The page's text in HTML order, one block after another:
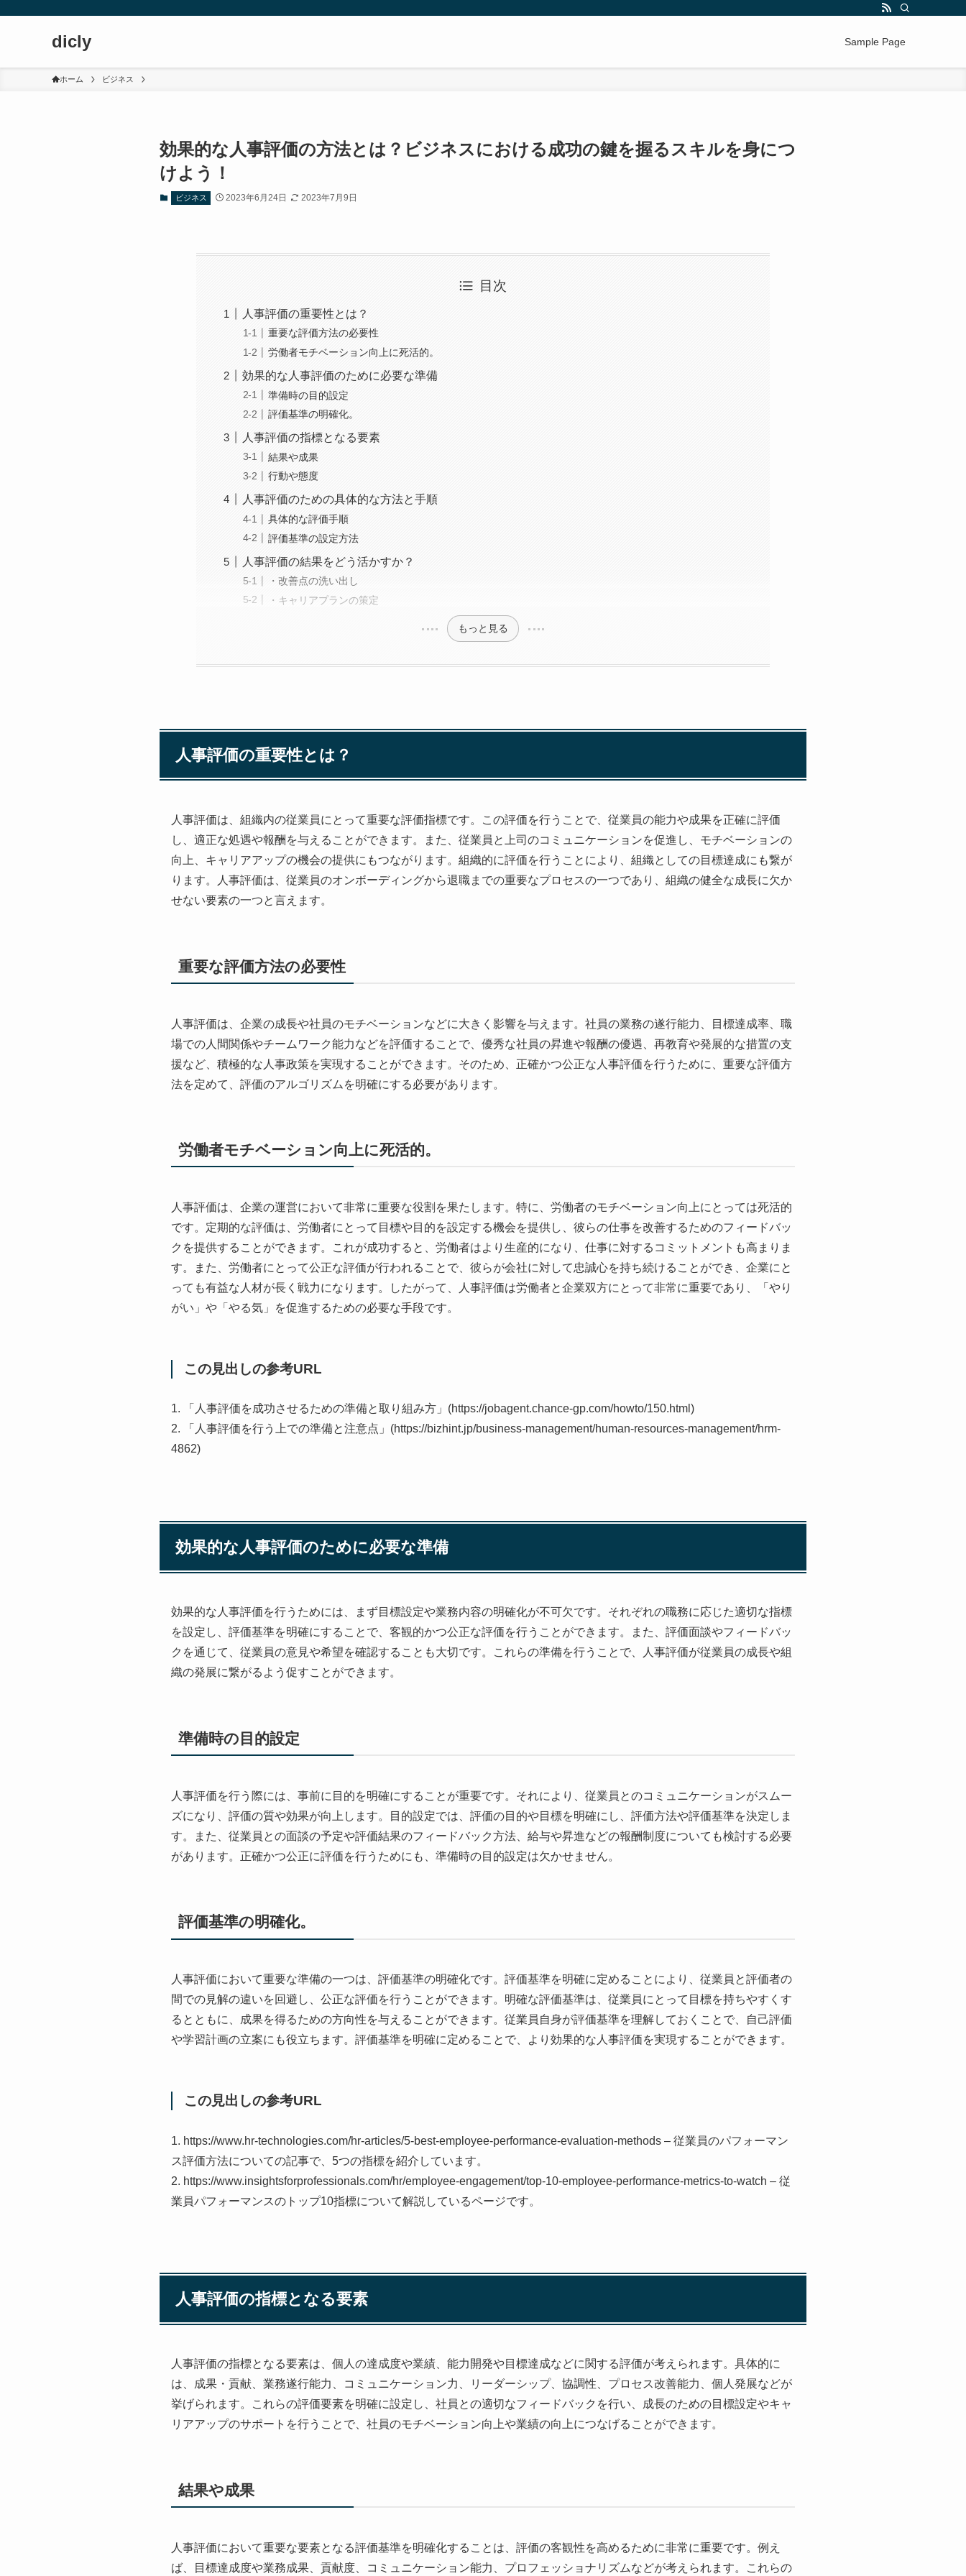
dicly Sample Page
ホーム ビジネス
効果的な人事評価の方法とは？ビジネスにおける成功の鍵を握るスキルを身につ
けよう！
ビジネス 2023年6月24日 2023年7月9日
目次
人事評価の重要性とは？
重要な評価方法の必要性
労働者モチベーション向上に死活的。
効果的な人事評価のために必要な準備
準備時の目的設定
評価基準の明確化。
人事評価の指標となる要素
結果や成果
行動や態度
人事評価のための具体的な方法と手順
具体的な評価手順
評価基準の設定方法
人事評価の結果をどう活かすか？
・改善点の洗い出し
・キャリアプランの策定
もっと見る
人事評価の重要性とは？
人事評価は、組織内の従業員にとって重要な評価指標です。この評価を行うことで、従業員の能力や成果を正確に評価
し、適正な処遇や報酬を与えることができます。また、従業員と上司のコミュニケーションを促進し、モチベーションの
向上、キャリアアップの機会の提供にもつながります。組織的に評価を行うことにより、組織としての目標達成にも繋が
ります。人事評価は、従業員のオンボーディングから退職までの重要なプロセスの一つであり、組織の健全な成長に欠か
せない要素の一つと言えます。
重要な評価方法の必要性
人事評価は、企業の成長や社員のモチベーションなどに大きく影響を与えます。社員の業務の遂行能力、目標達成率、職
場での人間関係やチームワーク能力などを評価することで、優秀な社員の昇進や報酬の優遇、再教育や発展的な措置の支
援など、積極的な人事政策を実現することができます。そのため、正確かつ公正な人事評価を行うために、重要な評価方
法を定めて、評価のアルゴリズムを明確にする必要があります。
労働者モチベーション向上に死活的。
人事評価は、企業の運営において非常に重要な役割を果たします。特に、労働者のモチベーション向上にとっては死活的
です。定期的な評価は、労働者にとって目標や目的を設定する機会を提供し、彼らの仕事を改善するためのフィードバッ
クを提供することができます。これが成功すると、労働者はより生産的になり、仕事に対するコミットメントも高まりま
す。また、労働者にとって公正な評価が行われることで、彼らが会社に対して忠誠心を持ち続けることができ、企業にと
っても有益な人材が長く戦力になります。したがって、人事評価は労働者と企業双方にとって非常に重要であり、「やり
がい」や「やる気」を促進するための必要な手段です。
この見出しの参考URL
1. 「人事評価を成功させるための準備と取り組み方」(https://jobagent.chance-gp.com/howto/150.html)
2. 「人事評価を行う上での準備と注意点」(https://bizhint.jp/business-management/human-resources-management/hrm-
4862)
効果的な人事評価のために必要な準備
効果的な人事評価を行うためには、まず目標設定や業務内容の明確化が不可欠です。それぞれの職務に応じた適切な指標
を設定し、評価基準を明確にすることで、客観的かつ公正な評価を行うことができます。また、評価面談やフィードバッ
クを通じて、従業員の意見や希望を確認することも大切です。これらの準備を行うことで、人事評価が従業員の成長や組
織の発展に繋がるよう促すことができます。
準備時の目的設定
人事評価を行う際には、事前に目的を明確にすることが重要です。それにより、従業員とのコミュニケーションがスムー
ズになり、評価の質や効果が向上します。目的設定では、評価の目的や目標を明確にし、評価方法や評価基準を決定しま
す。また、従業員との面談の予定や評価結果のフィードバック方法、給与や昇進などの報酬制度についても検討する必要
があります。正確かつ公正に評価を行うためにも、準備時の目的設定は欠かせません。
評価基準の明確化。
人事評価において重要な準備の一つは、評価基準の明確化です。評価基準を明確に定めることにより、従業員と評価者の
間での見解の違いを回避し、公正な評価を行うことができます。明確な評価基準は、従業員にとって目標を持ちやすくす
るとともに、成果を得るための方向性を与えることができます。従業員自身が評価基準を理解しておくことで、自己評価
や学習計画の立案にも役立ちます。評価基準を明確に定めることで、より効果的な人事評価を実現することができます。
この見出しの参考URL
1. https://www.hr-technologies.com/hr-articles/5-best-employee-performance-evaluation-methods – 従業員のパフォーマン
ス評価方法についての記事で、5つの指標を紹介しています。
2. https://www.insightsforprofessionals.com/hr/employee-engagement/top-10-employee-performance-metrics-to-watch – 従
業員パフォーマンスのトップ10指標について解説しているページです。
人事評価の指標となる要素
人事評価の指標となる要素は、個人の達成度や業績、能力開発や目標達成などに関する評価が考えられます。具体的に
は、成果・貢献、業務遂行能力、コミュニケーション力、リーダーシップ、協調性、プロセス改善能力、個人発展などが
挙げられます。これらの評価要素を明確に設定し、社員との適切なフィードバックを行い、成長のための目標設定やキャ
リアアップのサポートを行うことで、社員のモチベーション向上や業績の向上につなげることができます。
結果や成果
人事評価において重要な要素となる評価基準を明確化することは、評価の客観性を高めるために非常に重要です。例え
ば、目標達成度や業務成果、貢献度、コミュニケーション能力、プロフェッショナリズムなどが考えられます。これらの